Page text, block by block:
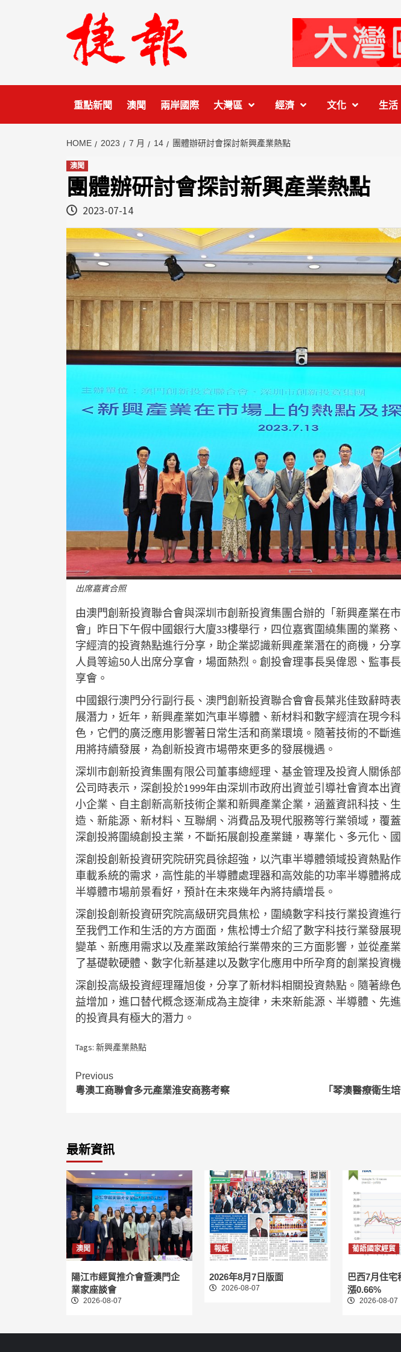
重點新聞 澳聞 兩岸國際 大灣區 經濟 文化 生活
HOME 2023 7 月 14 團體辦研討會探討新興產業熱點
澳聞
團體辦研討會探討新興產業熱點
2023-07-14
出席嘉賓合照
由澳門創新投資聯合會與深圳市創新投資集團合辦的「新興產業在
會」昨日下午假中國銀行大廈33樓舉行，四位嘉賓圍繞集團的業務
字經濟的投資熱點進行分享，助企業認識新興產業潛在的商機，分
人員等逾50人出席分享會，場面熱烈。創投會理事長吳偉恩、監事
享會。
中國銀行澳門分行副行長、澳門創新投資聯合會會長葉兆佳致辭時
展潛力，近年，新興產業如汽車半導體、新材料和數字經濟在現今
色，它們的廣泛應用影響著日常生活和商業環境。隨著技術的不斷
用將持續發展，為創新投資市場帶來更多的發展機遇。
深圳市創新投資集團有限公司董事總經理、基金管理及投資人關係
公司時表示，深創投於1999年由深圳市政府出資並引導社會資本出
小企業、自主創新高新技術企業和新興產業企業，涵蓋資訊科技、
造、新能源、新材料、互聯網、消費品及現代服務等行業領域，覆
深創投將圍繞創投主業，不斷拓展創投產業鏈，專業化、多元化、
深創投創新投資研究院研究員徐超強，以汽車半導體領域投資熱點
車載系統的需求，高性能的半導體處理器和高效能的功率半導體將
半導體市場前景看好，預計在未來幾年內將持續增長。
深創投創新投資研究院高級研究員焦松，圍繞數字科技行業投資進
至我們工作和生活的方方面面，焦松博士介紹了數字科技行業發展
變革、新應用需求以及產業政策給行業帶來的三方面影響，並從產
了基礎軟硬體、數字化新基建以及數字化應用中所孕育的創業投資機
深創投高級投資經理羅旭俊，分享了新材料相關投資熱點。隨著綠
益增加，進口替代概念逐漸成為主旋律，未來新能源、半導體、先
的投資具有極大的潛力。
Tags: 新興產業熱點
Continue
Reading
Previous
粵澳工商聯會多元產業淮安商務考察
「琴澳醫療衛生
最新資訊
澳聞
陽江市經貿推介會暨澳門企
業家座談會
2026-08-07
報紙
2026年8月7日版面
2026-08-07
葡語國家經貿
巴西7月住
漲0.66%
2026-08-07